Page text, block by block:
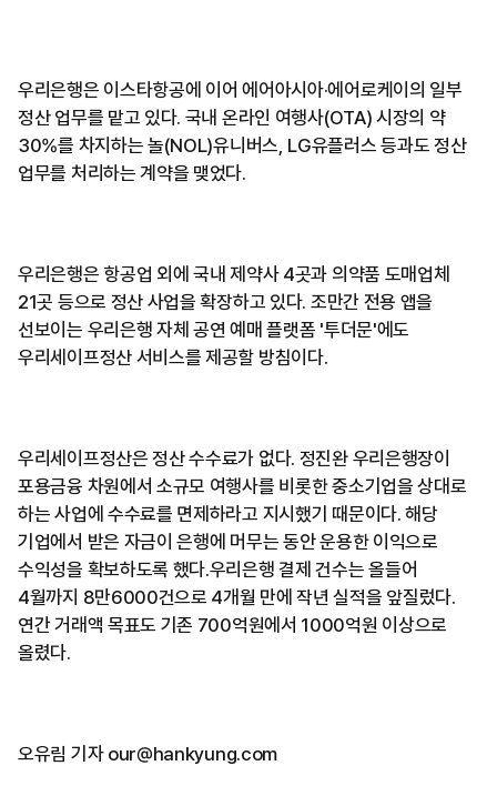
우리은행은 이스타항공에 이어 에어아시아·에어로케이의 일부
정산 업무를 맡고 있다. 국내 온라인 여행사(OTA) 시장의 약
30%를 차지하는 놀(NOL)유니버스, LG유플러스 등과도 정산
업무를 처리하는 계약을 맺었다.
우리은행은 항공업 외에 국내 제약사 4곳과 의약품 도매업체
21곳 등으로 정산 사업을 확장하고 있다. 조만간 전용 앱을
선보이는 우리은행 자체 공연 예매 플랫폼 '투더문'에도
우리세이프정산 서비스를 제공할 방침이다.
우리세이프정산은 정산 수수료가 없다. 정진완 우리은행장이
포용금융 차원에서 소규모 여행사를 비롯한 중소기업을 상대로
하는 사업에 수수료를 면제하라고 지시했기 때문이다. 해당
기업에서 받은 자금이 은행에 머무는 동안 운용한 이익으로
수익성을 확보하도록 했다.우리은행 결제 건수는 올들어
4월까지 8만6000건으로 4개월 만에 작년 실적을 앞질렀다.
연간 거래액 목표도 기존 700억원에서 1000억원 이상으로
올렸다.
오유림 기자 our@hankyung.com